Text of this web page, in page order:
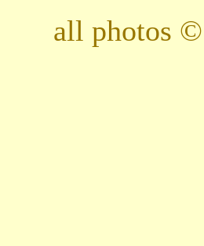
all photos ©